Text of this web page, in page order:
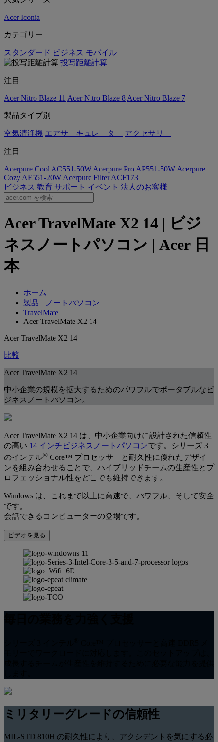
Acer Iconia
カテゴリー
スタンダード ビジネス モバイル
投写距離計算
注目
Acer Nitro Blaze 11 Acer Nitro Blaze 8 Acer Nitro Blaze 7
製品タイプ別
空気清浄機 エアサーキュレーター アクセサリー
注目
Acerpure Cool AC551-50W Acerpure Pro AP551-50W Acerpure
Cozy AF551-20W Acerpure Filter ACF173
ビジネス 教育 サポート イベント 法人のお客様
Acer TravelMate X2 14 | ビジ
ネスノートパソコン | Acer 日
本
ホーム
製品 - ノートパソコン
TravelMate
Acer TravelMate X2 14
Acer TravelMate X2 14
比較
Acer TravelMate X2 14
中小企業の規模を拡大するためのパワフルでポータブルなビ
ジネスノートパソコン。
Acer TravelMate X2 14 は、中小企業向けに設計された信頼性
の高い 14 インチビジネスノートパソコンです。シリーズ 3
のインテル® Core™ プロセッサーと耐久性に優れたデザイ
ンを組み合わせることで、ハイブリッドチームの生産性とプ
ロフェッショナル性をどこでも維持できます。
Windows は、これまで以上に高速で、パワフル、そして安全
です。
会話できるコンピューターの登場です。
ビデオを見る
ミリタリーグレードの信頼性
MIL-STD 810H の耐久性により、アクシデントを気にする必